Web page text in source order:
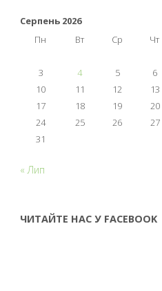
Серпень 2026
Пн
Вт Ср Чт
3
4 5 6
10
11 12 13
17
18 19 20
24
25 26 27
31
« Лип
ЧИТАЙТЕ НАС У FACEBOOK